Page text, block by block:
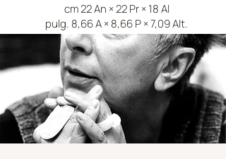
cm 22 An × 22 Pr × 18 Al
pulg. 8,66 A × 8,66 P × 7,09 Alt.